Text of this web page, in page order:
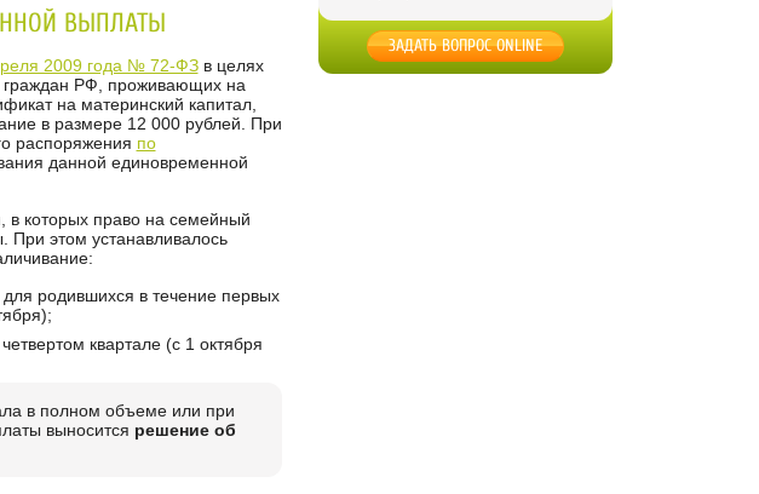
ВЫПЛАТЫ
2009 года № 72-ФЗв целях
граждан РФ, проживающих на
на материнский капитал,
в размере 12 000 рублей. При
распоряжения по
данной единовременной
в которых право на семейный
При этом устанавливалось
родившихся в течение первых
квартале (с 1 октября
в полном объеме или при
выносится решение об
ЗАДАТЬ ВОПРОС ONLINE